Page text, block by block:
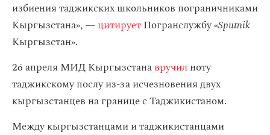
избиения таджикских школьников пограничниками
Кыргызстана», —цитируетПогранслужбу «Sputnik
Кыргызстан».
26 апреля МИД Кыргызстанавручил ноту
таджикскому послу из-за исчезновения двух
кыргызстанцев на границе с Таджикистаном.
Между кыргызстанцами и таджикистанцами